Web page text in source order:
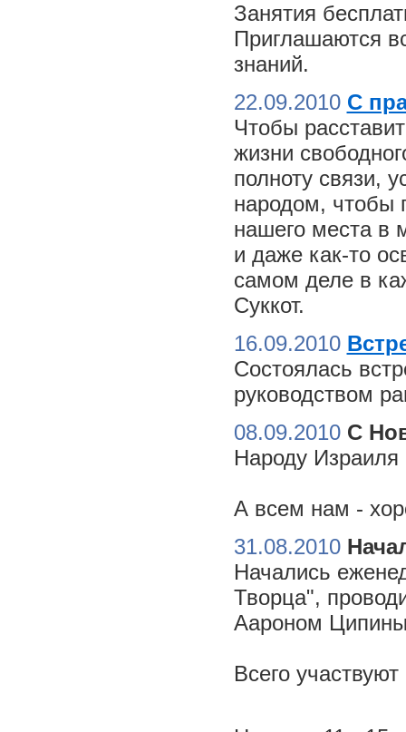
Занятия
Приглашаются
знаний.
22.09.2010 С
Чтобы
жизни
полноту связи,
народом, чтобы
нашего места в
и даже как-то
самом деле в
Суккот.
16.09.2010
Состоялась
руководством
08.09.2010 С
Народу Израиля
А всем нам -
31.08.2010
Начались
Творца",
Аароном
Всего